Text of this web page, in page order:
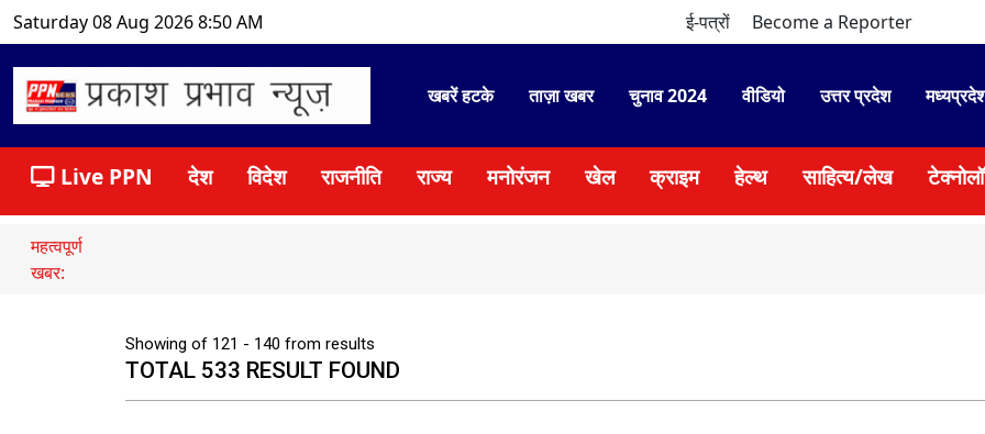
Saturday 08 Aug 2026 8:50 AM ई-पत्रों Become a Reporter
खबरें हटके ताज़ा खबर चुनाव 2024 वीडियो उत्तर प्रदेश
Live PPN देश विदेश राजनीति राज्य मनोरंजन खेल क्राइम हेल्थ साहित्य/लेख
महत्वपूर्ण
खबर:
Showing of 121 - 140 from results
TOTAL 533 RESULT FOUND